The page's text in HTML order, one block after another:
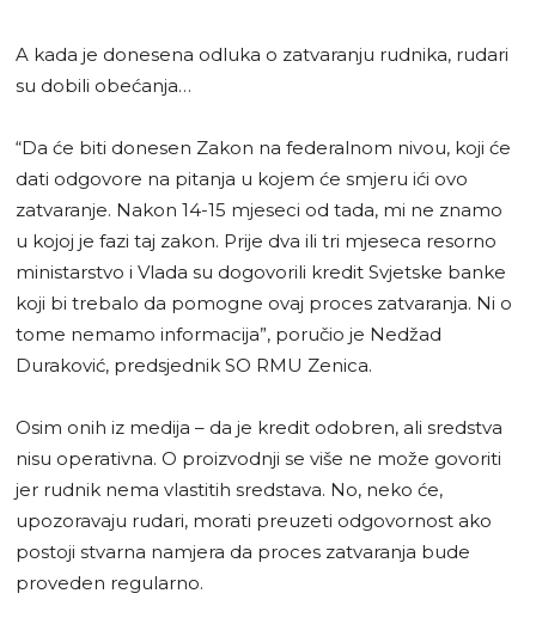
A kada je donesena odluka o zatvaranju rudnika, rudari
su dobili obećanja…
“Da će biti donesen Zakon na federalnom nivou, koji će
dati odgovore na pitanja u kojem će smjeru ići ovo
zatvaranje. Nakon 14-15 mjeseci od tada, mi ne znamo
u kojoj je fazi taj zakon. Prije dva ili tri mjeseca resorno
ministarstvo i Vlada su dogovorili kredit Svjetske banke
koji bi trebalo da pomogne ovaj proces zatvaranja. Ni o
tome nemamo informacija”, poručio je Nedžad
Duraković, predsjednik SO RMU Zenica.
Osim onih iz medija – da je kredit odobren, ali sredstva
nisu operativna. O proizvodnji se više ne može govoriti
jer rudnik nema vlastitih sredstava. No, neko će,
upozoravaju rudari, morati preuzeti odgovornost ako
postoji stvarna namjera da proces zatvaranja bude
proveden regularno.